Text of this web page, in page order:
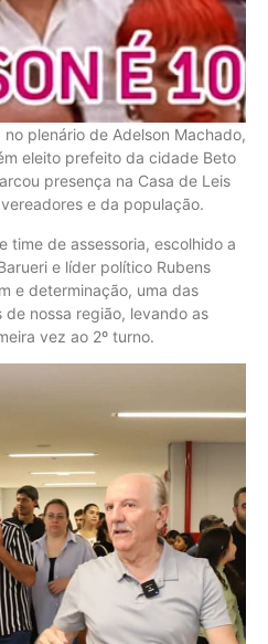
plenário de Adelson Machado,
eleito prefeito da cidade Beto
presença na Casa de Leis
e da população.
time de assessoria, escolhido a
e líder político Rubens
e determinação, uma das
nossa região, levando as
vez ao 2º turno.